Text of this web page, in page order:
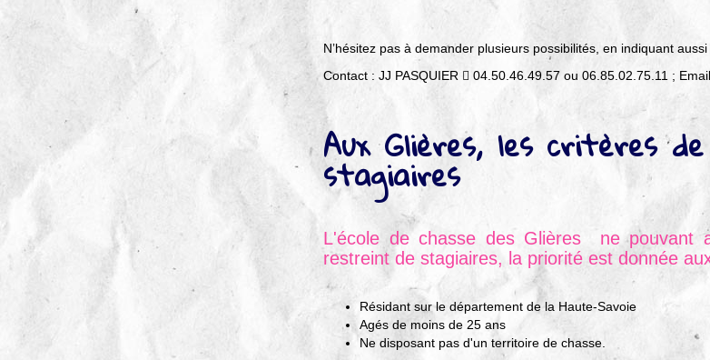
N’hésitez pas à demander plusieurs possibilités, en indiquant
Contact : JJ PASQUIER  04.50.46.49.57 ou 06.85.02.75.11 ;
Aux Glières, les critères
stagiaires
L'école de chasse des Glières ne pouvant
restreint de stagiaires, la priorité est donnée
Résidant sur le département de la Haute-Savoie
Agés de moins de 25 ans
Ne disposant pas d'un territoire de chasse.